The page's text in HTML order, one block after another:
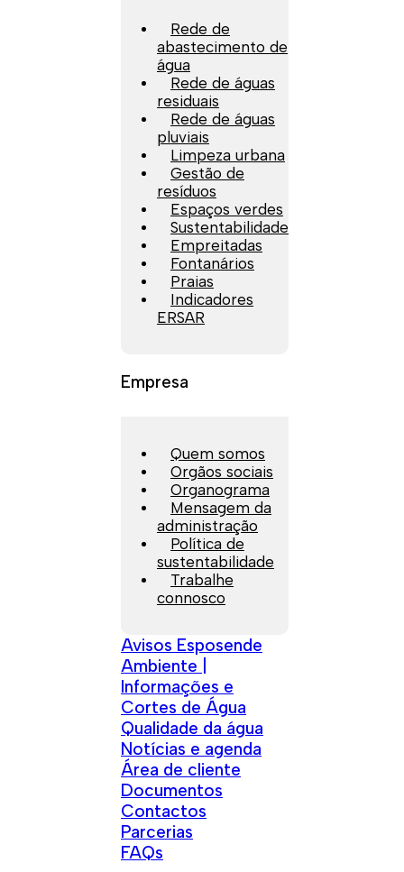
Rede de
abastecimento de
água
Rede de águas
residuais
Rede de águas
pluviais
Limpeza urbana
Gestão de
resíduos
Espaços verdes
Sustentabilidade
Empreitadas
Fontanários
Praias
Indicadores
ERSAR
Empresa
Quem somos
Orgãos sociais
Organograma
Mensagem da
administração
Política de
sustentabilidade
Trabalhe
connosco
Avisos Esposende
Ambiente |
Informações e
Cortes de Água
Qualidade da água
Notícias e agenda
Área de cliente
Documentos
Contactos
Parcerias
FAQs